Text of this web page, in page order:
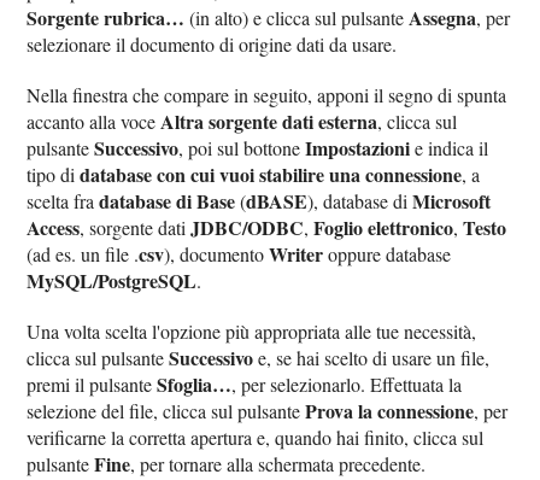
Sorgente rubrica… (in alto) e clicca sul pulsanteAssegna, per
selezionare il documento di origine dati da usare.
Nella finestra che compare in seguito, apponi il segno di spunta
accanto alla voceAltra sorgente dati esterna, clicca sul
pulsanteSuccessivo, poi sul bottoneImpostazionie indica il
tipo didatabase con cui vuoi stabilire una connessione, a
scelta fradatabase di Base(dBASE), database diMicrosoft
Access, sorgente datiJDBC/ODBC,Foglio elettronico,Testo
(ad es. un file .csv), documentoWriteroppure database
MySQL/PostgreSQL.
Una volta scelta l'opzione più appropriata alle tue necessità,
clicca sul pulsanteSuccessivoe, se hai scelto di usare un file,
premi il pulsanteSfoglia…, per selezionarlo. Effettuata la
selezione del file, clicca sul pulsanteProva la connessione, per
verificarne la corretta apertura e, quando hai finito, clicca sul
pulsanteFine, per tornare alla schermata precedente.